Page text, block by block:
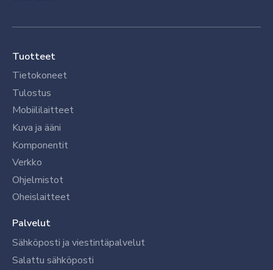
Tuotteet
Tietokoneet
Tulostus
Mobiililaitteet
Kuva ja ääni
Komponentit
Verkko
Ohjelmistot
Oheislaitteet
Palvelut
Sähköposti ja viestintäpalvelut
Salattu sähköposti